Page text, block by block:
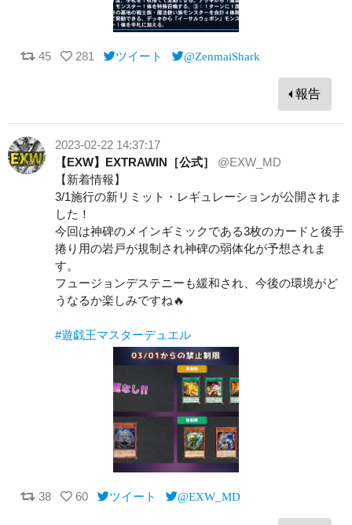
45 281 ツイート @ZenmaiShark
報告
2023-02-22 14:37:17
【EXW】EXTRAWIN［公式］
@EXW_MD
【新着情報】
3/1施行の新リミット・レギュレーションが公開されま
した！
今回は神碑のメインギミックである3枚のカードと後手
捲り用の岩戸が規制され神碑の弱体化が予想されま
す。
フュージョンデステニーも緩和され、今後の環境がど
うなるか楽しみですね🔥
#遊戯王マスターデュエル
38 60 ツイート @EXW_MD